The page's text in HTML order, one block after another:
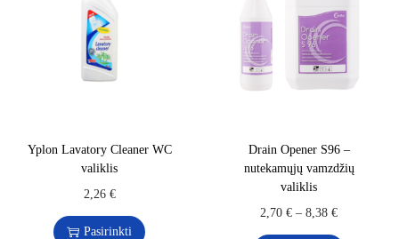
Yplon Lavatory Cleaner WC
valiklis
2,26 €
Pasirinkti
Drain Opener S96 –
nutekamųjų vamzdžių
valiklis
2,70€ –8,38€